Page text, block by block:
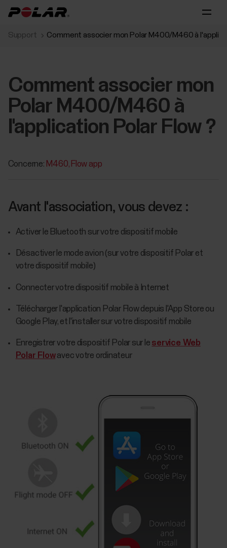
Support Comment associer mon Polar M400/M460 à
Comment associer mon
Polar M400/M460 à
l'application Polar Flow ?
Concerne: M460 Flow app
Avant l'association, vous devez :
Activer le Bluetooth sur votre dispositif mobile
Désactiver le mode avion (sur votre dispositif Polar et
votre dispositif mobile)
Connecter votre dispositif mobile à Internet
Télécharger l'application Polar Flow depuis l'App Store ou
Google Play, et l'installer sur votre dispositif mobile
Enregistrer votre dispositif Polar sur le service Web
Polar Flowavec votre ordinateur